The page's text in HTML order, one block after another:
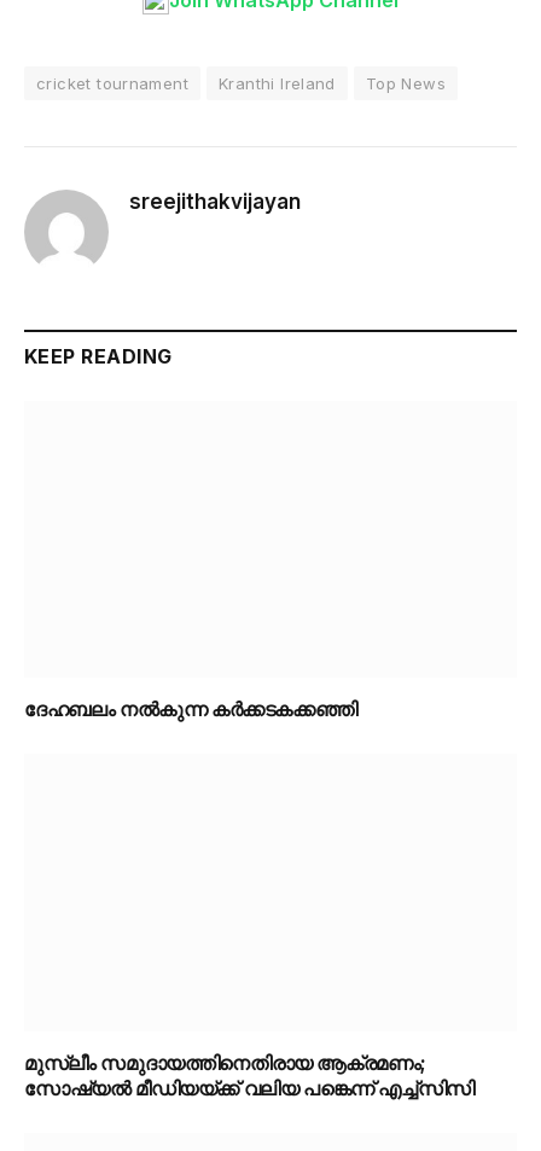
cricket tournament Kranthi Ireland Top News
sreejithakvijayan
KEEP READING
ദേഹബലം നൽകുന്ന കർക്കടകക്കഞ്ഞി
മുസ്ലീം സമുദായത്തിനെതിരായ ആക്രമണം;
സോഷ്യൽ മീഡിയയ്ക്ക് വലിയ പങ്കെന്ന് എച്ച്‌സിസി